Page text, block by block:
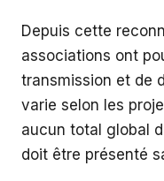
Depuis cette
associations ont
transmission et de
varie selon les
aucun total global
doit être présenté